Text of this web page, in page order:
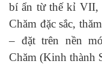
bí ẩn từ thế kỉ VII,
Chăm đặc sắc,
– đặt trên nền
Chăm (Kinh thành